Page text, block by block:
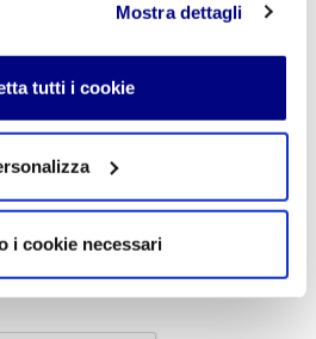
Mostra dettagli
tutti i cookie
i cookie necessari
deidati personali.*